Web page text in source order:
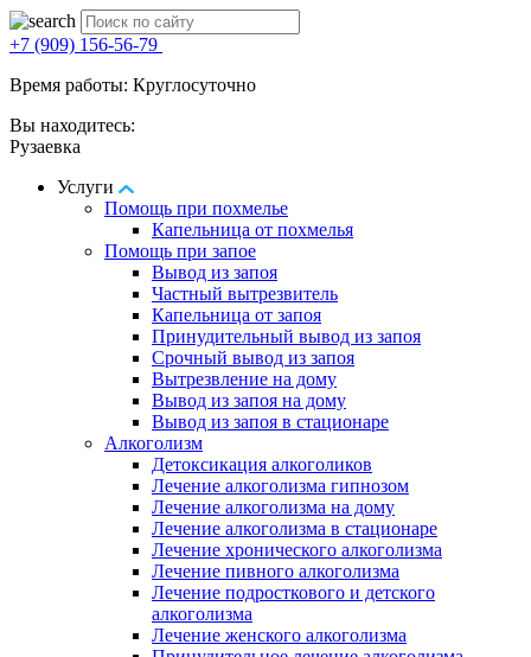
+7 (909) 156-56-79
Время работы: Круглосуточно
Вы находитесь:
Рузаевка
Услуги
Помощь при похмелье
Капельница от похмелья
Помощь при запое
Вывод из запоя
Частный вытрезвитель
Капельница от запоя
Принудительный вывод из запоя
Срочный вывод из запоя
Вытрезвление на дому
Вывод из запоя на дому
Вывод из запоя в стационаре
Алкоголизм
Детоксикация алкоголиков
Лечение алкоголизма гипнозом
Лечение алкоголизма на дому
Лечение алкоголизма в стационаре
Лечение хронического алкоголизма
Лечение пивного алкоголизма
Лечение подросткового и детского
алкоголизма
Лечение женского алкоголизма